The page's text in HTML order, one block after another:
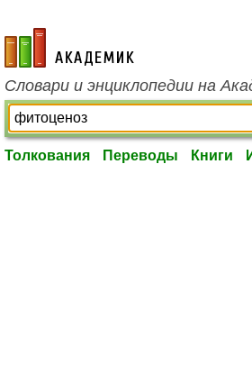
academic.ru
Словари и энциклопедии на
Толкования Переводы Книги